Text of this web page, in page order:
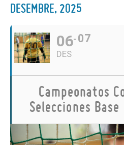
DESEMBRE, 2025
06
DES
07
Campeonatos
Selecciones